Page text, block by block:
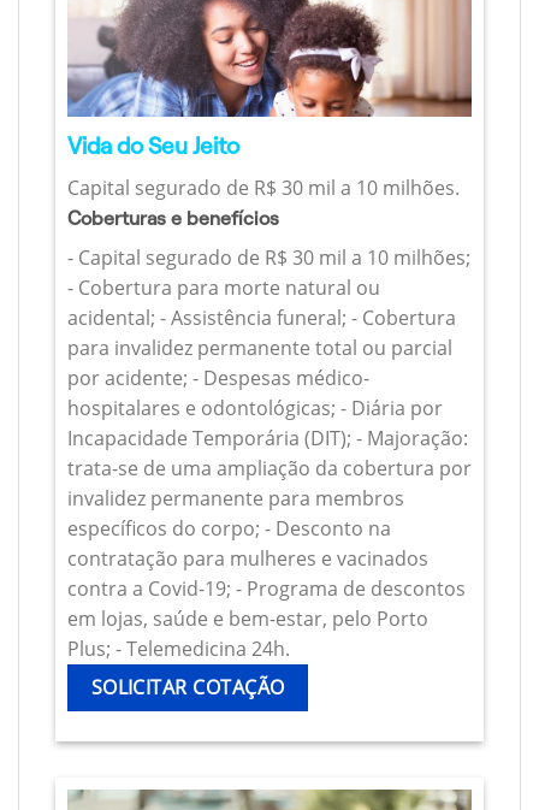
Vida do Seu Jeito
Capital segurado de R$ 30 mil a 10 milhões.
Coberturas e benefícios
- Capital segurado de R$ 30 mil a 10 milhões;
- Cobertura para morte natural ou
acidental; - Assistência funeral; - Cobertura
para invalidez permanente total ou parcial
por acidente; - Despesas médico-
hospitalares e odontológicas; - Diária por
Incapacidade Temporária (DIT); - Majoração:
trata-se de uma ampliação da cobertura por
invalidez permanente para membros
específicos do corpo; - Desconto na
contratação para mulheres e vacinados
contra a Covid-19; - Programa de descontos
em lojas, saúde e bem-estar, pelo Porto
Plus; - Telemedicina 24h.
SOLICITAR COTAÇÃO